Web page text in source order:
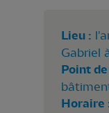
Lieu :
Gabriel
Point
Horaire